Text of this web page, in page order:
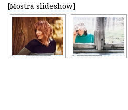
[Mostra slideshow]